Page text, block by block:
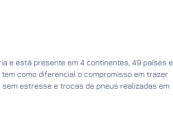
e está presente em 4 continentes, 49 países e
como diferencial o compromisso em trazer
estresse e trocas de pneus realizadas em